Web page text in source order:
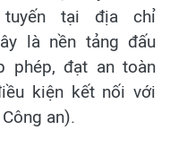
tại địa chỉ
là nền tảng đấu
phép, đạt an toàn
kiện kết nối với
an).